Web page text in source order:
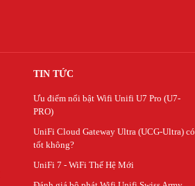
TIN TỨC
Ưu điểm nổi bật Wifi Unifi U7 Pro (U7-
PRO)
UniFi Cloud Gateway Ultra (UCG-Ultra) có
tốt không?
UniFi 7 - WiFi Thế Hệ Mới